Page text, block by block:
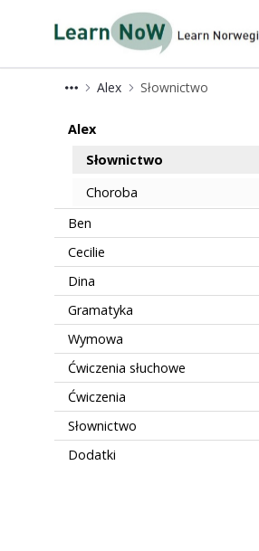
LearnNoW-pl
Alex Słownictwo
10A LearnNoW
Alex
Słownictwo
Choroba
Ben
Cecilie
Dina
Gramatyka
Wymowa
Ćwiczenia słuchowe
Ćwiczenia
Słownictwo
Dodatki